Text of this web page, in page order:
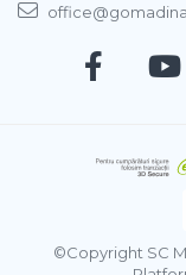
©Copyright SC